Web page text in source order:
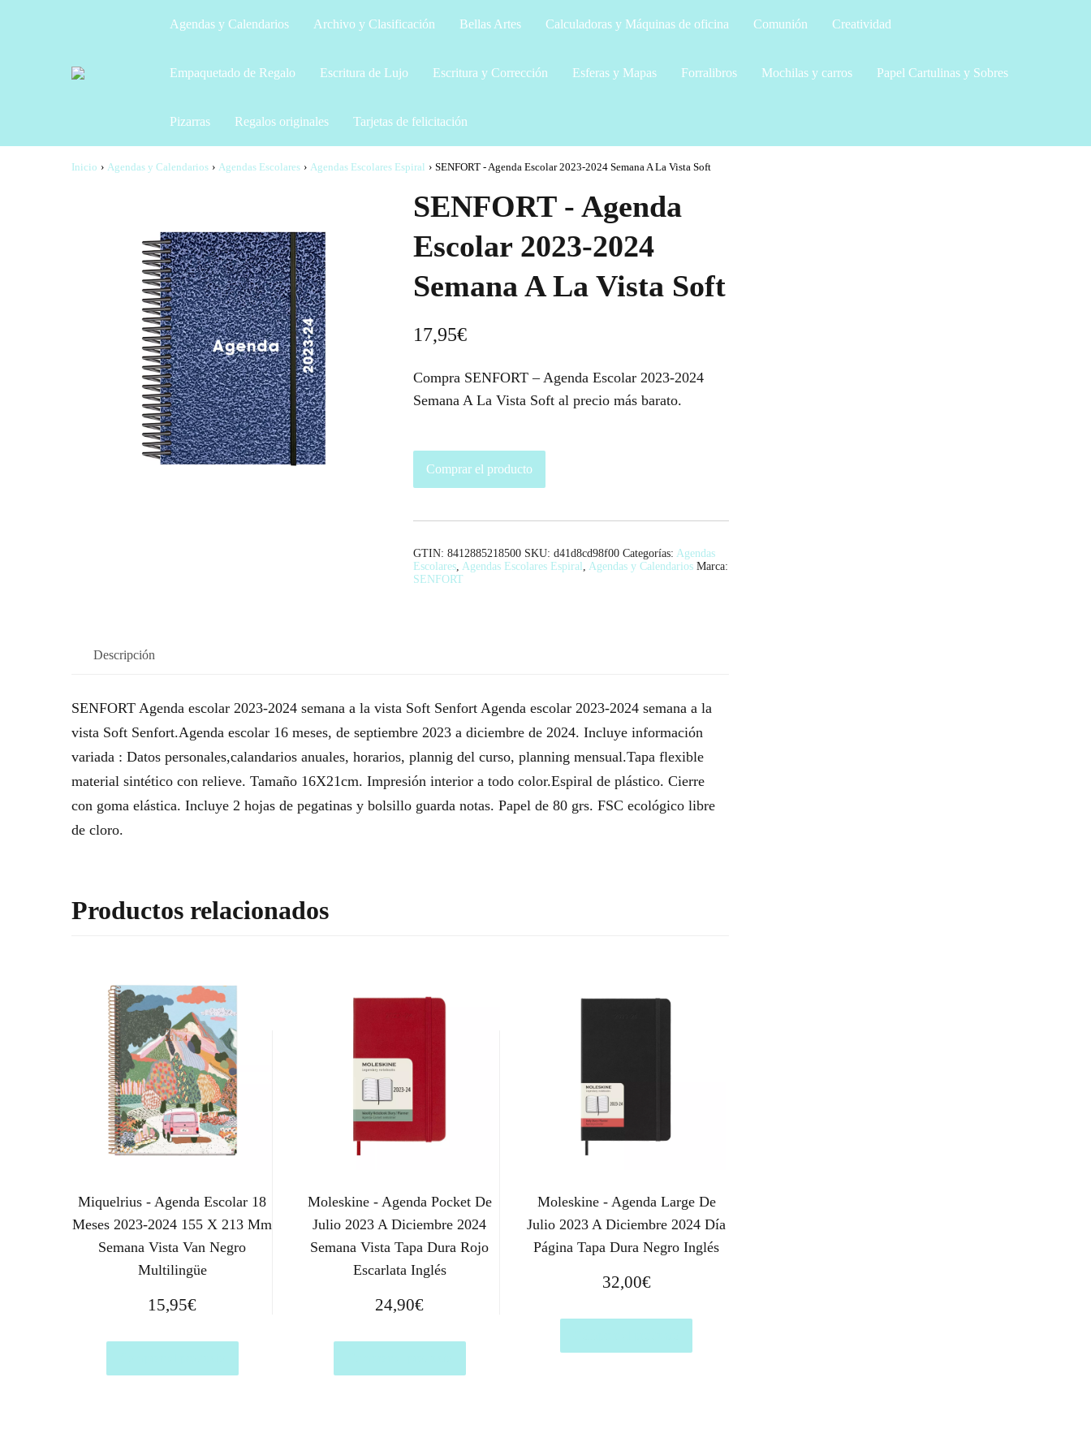
Agendas y Calendarios Archivo y Clasificación Bellas Artes Calculadoras y Máquinas de oficina Comunión Creatividad
Empaquetado de Regalo Escritura de Lujo Escritura y Corrección Esferas y Mapas Forralibros Mochilas y carros Papel Cartulinas y Sobres
Pizarras Regalos originales Tarjetas de felicitación
Inicio › Agendas y Calendarios › Agendas Escolares › Agendas Escolares Espiral › SENFORT - Agenda Escolar 2023-2024 Semana A La Vista Soft
SENFORT - Agenda
Escolar 2023-2024
Semana A La Vista Soft
17,95€
Compra SENFORT – Agenda Escolar 2023-2024
Semana A La Vista Soft al precio más barato.
Comprar el producto
GTIN: 8412885218500 SKU: d41d8cd98f00 Categorías: Agendas
Escolares, Agendas Escolares Espiral , Agendas y Calendarios Marca:
SENFORT
Descripción
SENFORT Agenda escolar 2023-2024 semana a la vista Soft Senfort Agenda escolar 2023-2024 semana a la
vista Soft Senfort.Agenda escolar 16 meses, de septiembre 2023 a diciembre de 2024. Incluye información
variada : Datos personales,calandarios anuales, horarios, plannig del curso, planning mensual.Tapa flexible
material sintético con relieve. Tamaño 16X21cm. Impresión interior a todo color.Espiral de plástico. Cierre
con goma elástica. Incluye 2 hojas de pegatinas y bolsillo guarda notas. Papel de 80 grs. FSC ecológico libre
de cloro.
Productos relacionados
Miquelrius - Agenda Escolar 18
Meses 2023-2024 155 X 213 Mm
Semana Vista Van Negro
Multilingüe
15,95€
Moleskine - Agenda Pocket De
Julio 2023 A Diciembre 2024
Semana Vista Tapa Dura Rojo
Escarlata Inglés
24,90€
Moleskine - Agenda Large De
Julio 2023 A Diciembre 2024 Día
Página Tapa Dura Negro Inglés
32,00€